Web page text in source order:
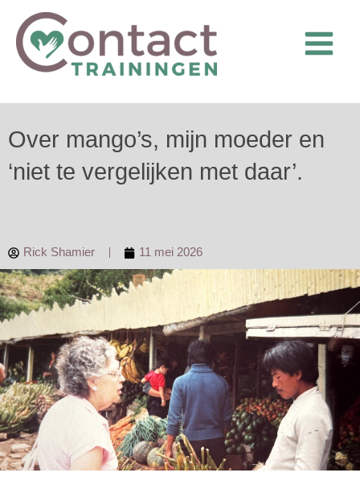
naar
inhoud
Over mango’s, mijn moeder en
‘niet te vergelijken met daar’.
Rick Shamier 11 mei 2026